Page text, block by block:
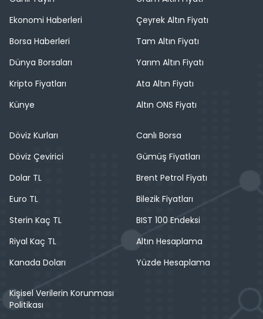
Ekonomi Haberleri
Borsa Haberleri
Dünya Borsaları
Kripto Fiyatları
Künye
Çeyrek Altın Fiyatı
Tam Altın Fiyatı
Yarım Altın Fiyatı
Ata Altın Fiyatı
Altın ONS Fiyatı
Döviz Kurları
Döviz Çevirici
Dolar TL
Euro TL
Sterin Kaç TL
Riyal Kaç TL
Kanada Doları
Canlı Borsa
Gümüş Fiyatları
Brent Petrol Fiyatı
Bilezik Fiyatları
BIST 100 Endeksi
Altın Hesaplama
Yüzde Hesaplama
Kişisel Verilerin Korunması
Politikası